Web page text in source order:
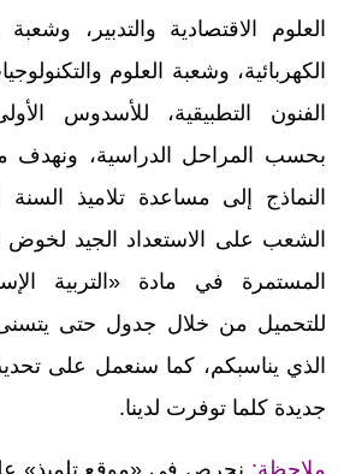
العلوم الاقتصادية والتدبير، وشعبة
الكهربائية، وشعبة العلوم
الفنون التطبيقية، للأسدوس
بحسب المراحل الدراسية، ونهدف
النماذج إلى مساعدة تلاميذ السنة
الشعب على الاستعداد الجيد
المستمرة في مادة «التربية
للتحميل من خلال جدول حتى
الذي يناسبكم، كما سنعمل على
جديدة كلما توفرت لدينا.
ملاحظة: نحرص في «موقع تلميذ»